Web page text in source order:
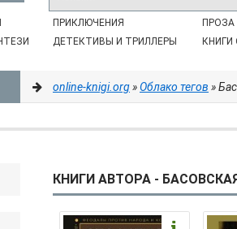
ПРИКЛЮЧЕНИЯ
ДЕТЕКТИВЫ И ТРИЛЛЕРЫ
ПРОЗА
КНИГИ
online-knigi.org»Облако тегов »
КНИГИ АВТОРА -